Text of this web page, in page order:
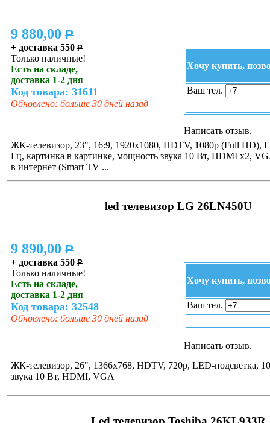
9 880,00 P
+ доставка 550 P
Только наличные!
Есть на складе,
доставка 1-2 дня
Код товара: 31611
Обновлено: больше 30 дней назад
Хочу купить,
Ваш тел.
Написать отзыв.
ЖК-телевизор, 23", 16:9, 1920x1080, HDTV, 1080p (Full HD),
Гц, картинка в картинке, мощность звука 10 Вт, HDMI x2,
в интернет (Smart TV ...
led телевизор LG 26LN450U
9 890,00 P
+ доставка 550 P
Только наличные!
Есть на складе,
доставка 1-2 дня
Код товара: 32548
Обновлено: больше 30 дней назад
Хочу купить,
Ваш тел.
Написать отзыв.
ЖК-телевизор, 26", 1366x768, HDTV, 720p, LED-подсветка,
звука 10 Вт, HDMI, VGA